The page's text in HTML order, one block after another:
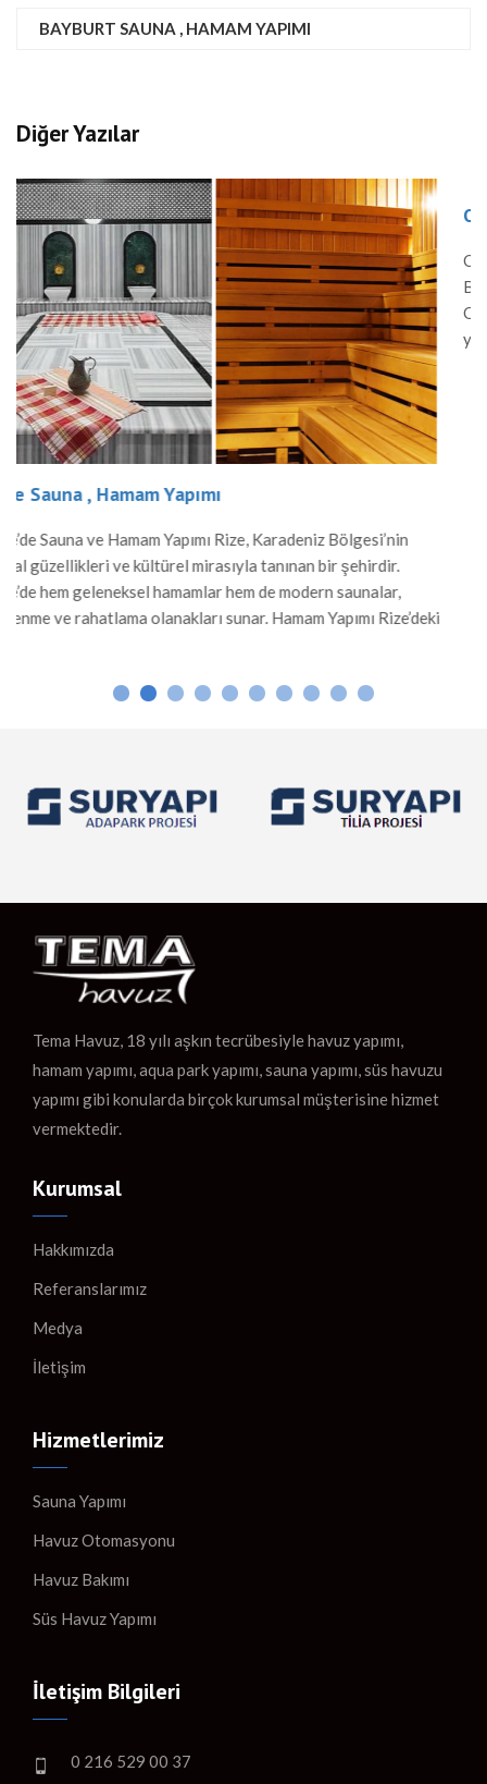
BAYBURT SAUNA , HAMAM YAPIMI
Diğer Yazılar
Rize’deki
Osmaniye Sauna , Hamam Yapımı
Osmaniye’de Sauna ve Hamam Yapımı Osmaniye,
Bölgesi’nin tarihi ve kültürel zenginlikleriyle
Osmaniye’de geleneksel hamam kültürü ve modern
yapıları, hem yerel halk hem de ziyaretçiler için
rahatlama alanı sunar. Hamam Yapımı Osmaniye’de
Osmanlı mimarisinden ilham alınarak inşa edilir.
gibi dayanıklı malzemelerle yapılan hamamlar,
Tema Havuz, 18 yılı aşkın tecrübesiyle havuz yapımı,
hamam yapımı, aqua park yapımı, sauna yapımı, süs havuzu
yapımı gibi konularda birçok kurumsal müşterisine hizmet
vermektedir.
Kurumsal
Hakkımızda
Referanslarımız
Medya
İletişim
Hizmetlerimiz
Sauna Yapımı
Havuz Otomasyonu
Havuz Bakımı
Süs Havuz Yapımı
İletişim Bilgileri
0 216 529 00 37